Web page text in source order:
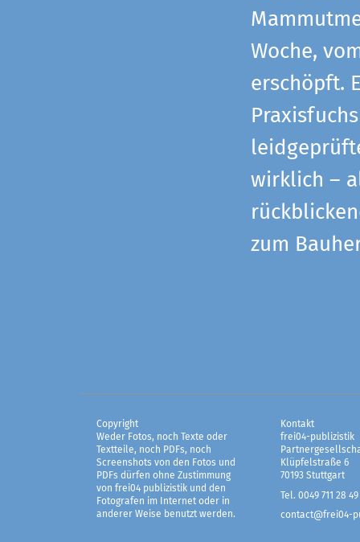
Woche,
erschöpft.
wirklich –
zum
Copyright
Weder Fotos, noch Texte oder
Textteile, noch PDFs, noch
Screenshots von den Fotos und
PDFs dürfen ohne Zustimmung
von frei04 publizistik und den
Fotografen im Internet oder in
anderer Weise benutzt werden.
Kontakt
frei04-publizistik
Klüpfelstraße 6
70193 Stuttgart
Tel. 0049 711 28 49
contact@frei04-